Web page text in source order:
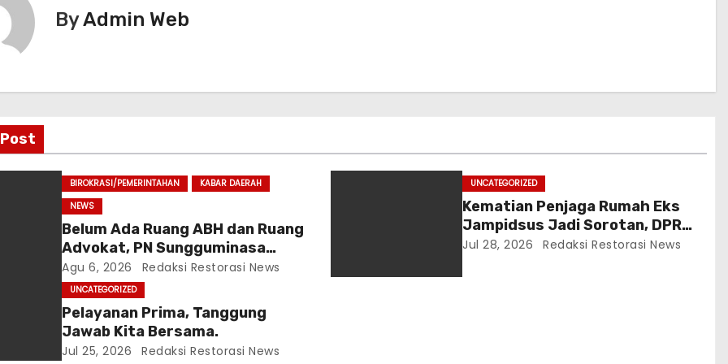
ByAdmin Web
BIROKRASI/PEMERINTAHAN
KABAR DAERAH
NEWS
Belum Ada Ruang ABH dan Ruang
Advokat, PN Sungguminasa
Diminta Benahi Pelayanan Publik
Agu 6, 2026 Redaksi Restorasi News
UNCATEGORIZED
Kematian Penjaga Rumah Eks
Jampidsus Jadi Sorotan, DPR
Desak Pengusutan Tuntas
Jul 28, 2026 Redaksi Restorasi News
UNCATEGORIZED
Pelayanan Prima, Tanggung
Jawab Kita Bersama.
Jul 25, 2026 Redaksi Restorasi News